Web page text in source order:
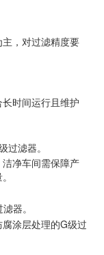
主，对过滤精度要
时间运行且维护
过滤器。
洁净车间需保障产
器。
腐涂层处理的G级过